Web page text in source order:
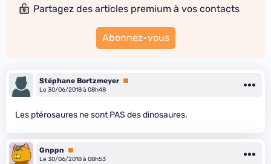
Partagez des articles premium à vos contacts
Abonnez-vous
Stéphane Bortzmeyer Premium
Le 30/06/2018 à 08h48
Les ptérosaures ne sont PAS des dinosaures.
Gnppn
Premium
Le 30/06/2018 à 08h53